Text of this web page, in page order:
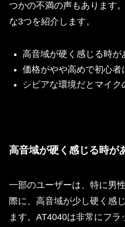
つかの不満の声もあります
な3つを紹介します。
高音域が硬く感じる時が
価格がやや高めで初心者
シビアな環境だとマイク
高音域が硬く感じる時が
一部のユーザーは、特に男
際に、高音域が少し硬く感
ます。AT4040は非常にフ